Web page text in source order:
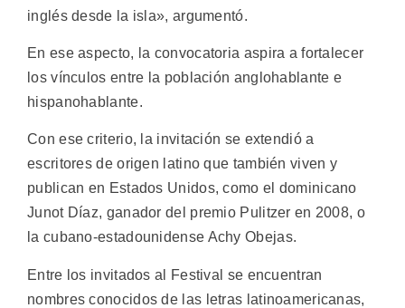
inglés desde la isla», argumentó.
En ese aspecto, la convocatoria aspira a fortalecer
los vínculos entre la población anglohablante e
hispanohablante.
Con ese criterio, la invitación se extendió a
escritores de origen latino que también viven y
publican en Estados Unidos, como el dominicano
Junot Díaz, ganador del premio Pulitzer en 2008, o
la cubano-estadounidense Achy Obejas.
Entre los invitados al Festival se encuentran
nombres conocidos de las letras latinoamericanas,